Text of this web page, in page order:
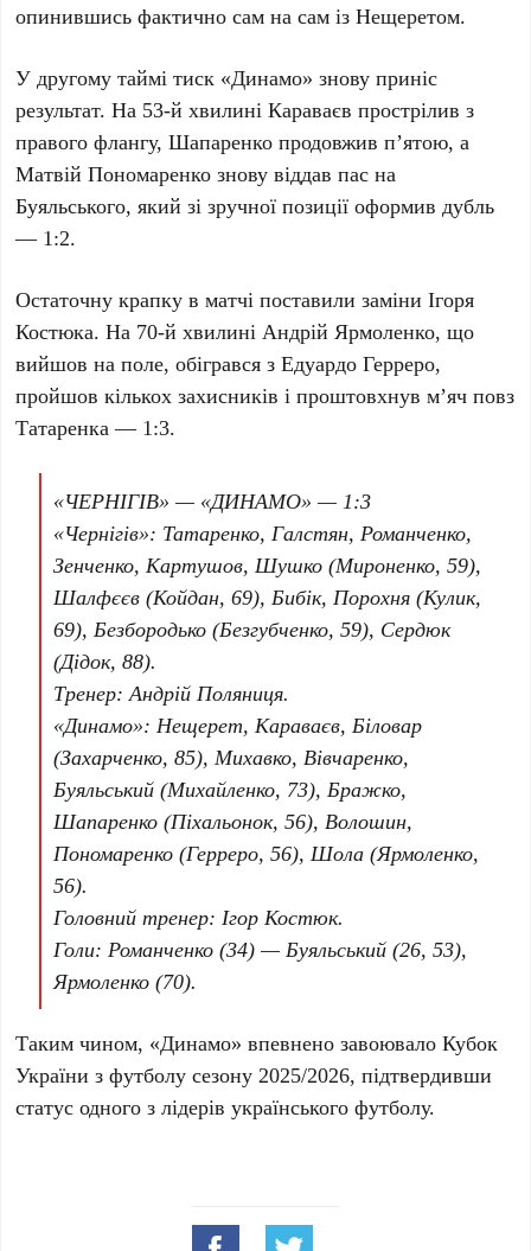
опинившись фактично сам на сам ізНещеретом.
У другому таймі тиск «Динамо» знову приніс
результат. На 53-й хвилиніКараваєв прострілив з
правого флангу,Шапаренко продовжив п’ятою, а
Матвій Пономаренко знову віддав пас на
Буяльського, який зі зручної позиції оформив дубль
— 1:2.
Остаточну крапку в матчі поставили заміниІгоря
Костюка. На 70-й хвилиніАндрій Ярмоленко, що
вийшов на поле, обігрався зЕдуардо Герреро,
пройшов кількох захисників і проштовхнув м’яч повз
Татаренка — 1:3.
«ЧЕРНІГІВ» — «ДИНАМО» — 1:3
«Чернігів»: Татаренко, Галстян, Романченко,
Зенченко, Картушов, Шушко (Мироненко, 59),
Шалфєєв (Койдан, 69), Бибік, Порохня (Кулик,
69), Безбородько (Безгубченко, 59), Сердюк
(Дідок, 88).
Тренер: Андрій Поляниця.
«Динамо»: Нещерет, Караваєв, Біловар
(Захарченко, 85), Михавко, Вівчаренко,
Буяльський (Михайленко, 73), Бражко,
Шапаренко (Піхальонок, 56), Волошин,
Пономаренко (Герреро, 56), Шола (Ярмоленко,
56).
Головний тренер: Ігор Костюк.
Голи: Романченко (34) — Буяльський (26, 53),
Ярмоленко (70).
Таким чином, «Динамо» впевнено завоювало Кубок
України з футболу сезону2025/2026, підтвердивши
статус одного з лідерів українського футболу.